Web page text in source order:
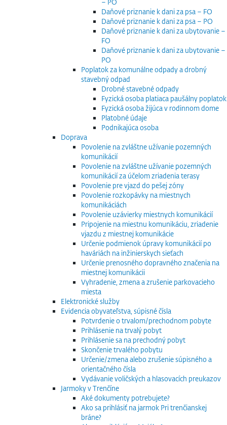
– PO
Daňové priznanie k dani za psa – FO
Daňové priznanie k dani za psa – PO
Daňové priznanie k dani za ubytovanie –
FO
Daňové priznanie k dani za ubytovanie –
PO
Poplatok za komunálne odpady a drobný
stavebný odpad
Drobné stavebné odpady
Fyzická osoba platiaca paušálny poplatok
Fyzická osoba žijúca v rodinnom dome
Platobné údaje
Podnikajúca osoba
Doprava
Povolenie na zvláštne užívanie pozemných
komunikácií
Povolenie na zvláštne užívanie pozemných
komunikácií za účelom zriadenia terasy
Povolenie pre vjazd do pešej zóny
Povolenie rozkopávky na miestnych
komunikáciách
Povolenie uzávierky miestnych komunikácií
Pripojenie na miestnu komunikáciu, zriadenie
vjazdu z miestnej komunikácie
Určenie podmienok úpravy komunikácií po
haváriách na inžinierskych sieťach
Určenie prenosného dopravného značenia na
miestnej komunikácii
Vyhradenie, zmena a zrušenie parkovacieho
miesta
Elektronické služby
Evidencia obyvateľstva, súpisné čísla
Potvrdenie o trvalom/prechodnom pobyte
Prihlásenie na trvalý pobyt
Prihlásenie sa na prechodný pobyt
Skončenie trvalého pobytu
Určenie/zmena alebo zrušenie súpisného a
orientačného čísla
Vydávanie voličských a hlasovacích preukazov
Jarmoky v Trenčíne
Aké dokumenty potrebujete?
Ako sa prihlásiť na jarmok Pri trenčianskej
bráne?